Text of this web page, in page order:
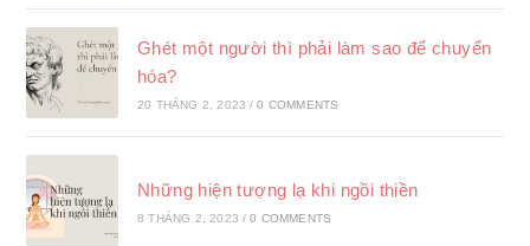
Ghét một người thì phải làm sao để chuyển
hóa?
20 THÁNG 2, 2023 / 0 COMMENTS
Những hiện tượng lạ khi ngồi thiền
8 THÁNG 2, 2023 / 0 COMMENTS